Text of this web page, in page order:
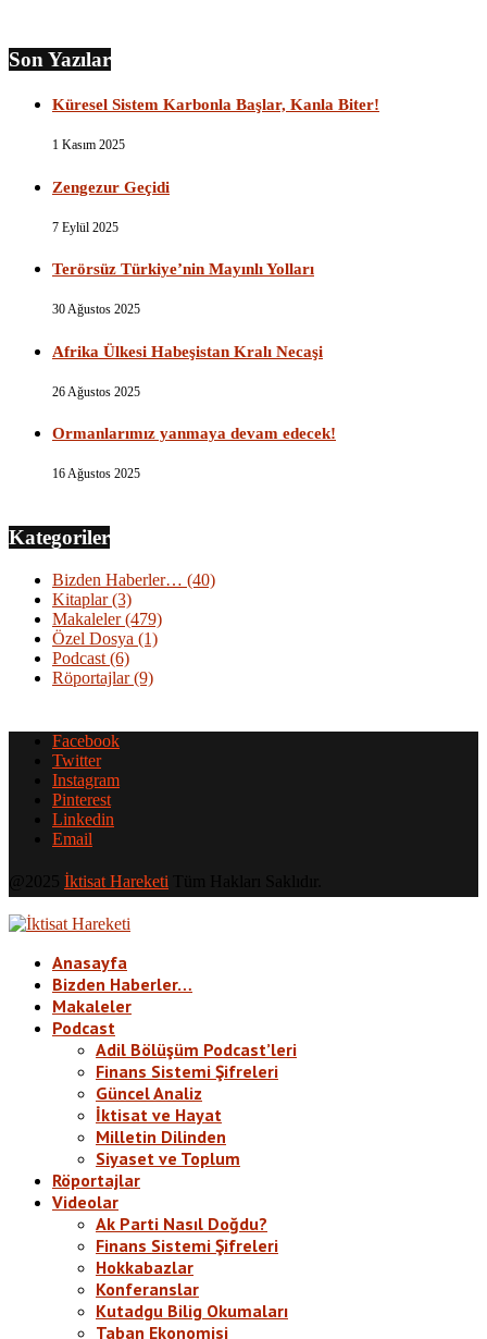
Son Yazılar
Küresel Sistem Karbonla Başlar, Kanla Biter!
1 Kasım 2025
Zengezur Geçidi
7 Eylül 2025
Terörsüz Türkiye’nin Mayınlı Yolları
30 Ağustos 2025
Afrika Ülkesi Habeşistan Kralı Necaşi
26 Ağustos 2025
Ormanlarımız yanmaya devam edecek!
16 Ağustos 2025
Kategoriler
Bizden Haberler… (40)
Kitaplar(3)
Makaleler(479)
Özel Dosya (1)
Podcast (6)
Röportajlar(9)
Facebook
Twitter
Instagram
Pinterest
Linkedin
Email
İktisat Hareketi
Anasayfa
Bizden Haberler…
Makaleler
Podcast
Adil Bölüşüm Podcast’leri
Finans Sistemi Şifreleri
Güncel Analiz
İktisat ve Hayat
Milletin Dilinden
Siyaset ve Toplum
Röportajlar
Videolar
Ak Parti Nasıl Doğdu?
Finans Sistemi Şifreleri
Hokkabazlar
Konferanslar
Kutadgu Bilig Okumaları
Taban Ekonomisi